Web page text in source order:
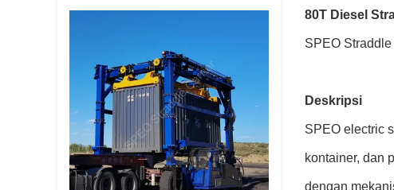
80T Diesel
SPEO
Deskripsi
SPEO electric
kontainer, dan
dengan